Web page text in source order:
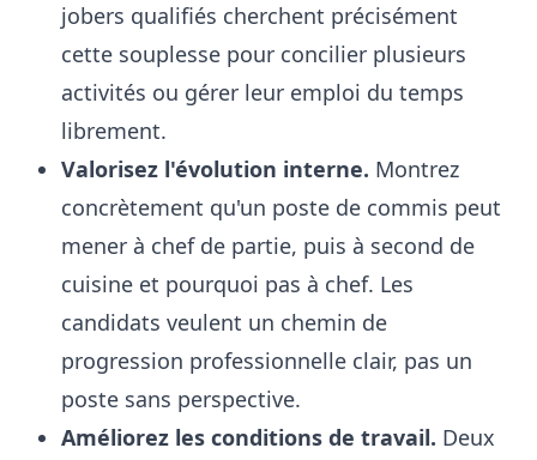
jobers qualifiés cherchent précisément
cette souplesse pour concilier plusieurs
activités ou gérer leur emploi du temps
librement.
Valorisez l'évolution interne. Montrez
concrètement qu'un poste de commis peut
mener à chef de partie, puis à second de
cuisine et pourquoi pas à chef. Les
candidats veulent un chemin de
progression professionnelle clair, pas un
poste sans perspective.
Améliorez les conditions de travail. Deux